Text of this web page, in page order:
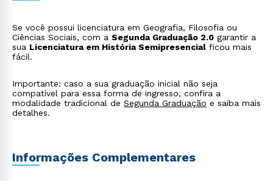
Se você possui licenciatura em Geografia, Filosofia ou
Ciências Sociais, com a Segunda Graduação 2.0 garantir a
sua Licenciatura em História Semipresencial ficou mais
fácil.
Importante: caso a sua graduação inicial não seja
compatível para essa forma de ingresso, confira a
modalidade tradicional de Segunda Graduação e saiba mais
detalhes.
Informações Complementares